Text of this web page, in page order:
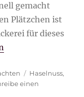
gemacht
Plätzchen ist
für dieses
Taler“
Schlagwörter
Haselnuss,
einen